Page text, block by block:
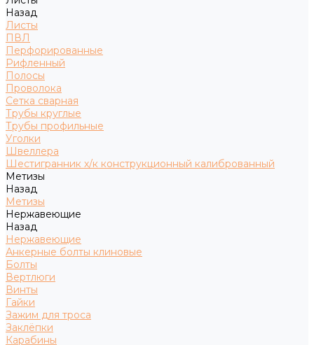
Назад
Листы
ПВЛ
Перфорированные
Рифленный
Полосы
Проволока
Сетка сварная
Трубы круглые
Трубы профильные
Уголки
Швеллера
Шестигранник х/к конструкционный калиброванный
Метизы
Назад
Метизы
Нержавеющие
Назад
Нержавеющие
Анкерные болты клиновые
Болты
Вертлюги
Винты
Гайки
Зажим для троса
Заклёпки
Карабины